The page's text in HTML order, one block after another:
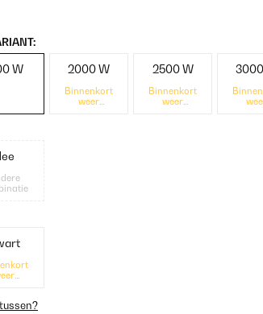
W 2000 W
Binnenkort
weer
2500 W
Binnenkort
weer